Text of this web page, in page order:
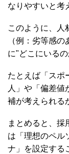
なりやすいと考
このように、人
（例：劣等感
に"どこにいる
たとえば「スポ
人」や「偏差値
補が考えられる
まとめると、採
は「理想のペル
ナ」を設定する